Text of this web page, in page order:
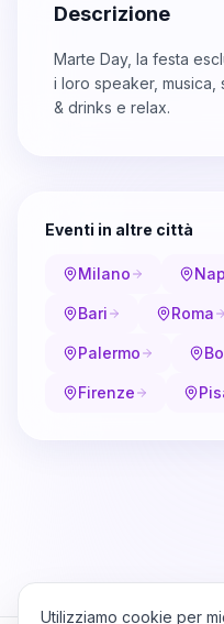
Descrizione
Marte Day, la festa
i loro speaker, musica,
& drinks e relax.
Eventi in altre città
Milano
Bari Roma
Palermo
Firenze
Utilizziamo cookie per